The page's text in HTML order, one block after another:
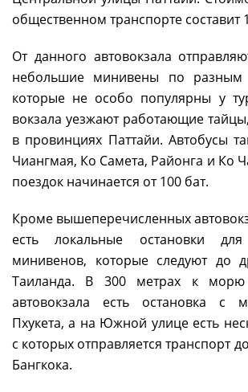
общественном транспорте составит
От данного автовокзала
небольшие минивены по разным
которые не особо популярны у
вокзала уезжают работающие
в провинциях Паттайи. Автобусы
Чиангмая, Ко Самета, Районга и Ко
поездок начинается от 100 бат.
Кроме вышеперечисленных
есть локальные остановки
минивенов, которые следуют до
Таиланда. В 300 метрах к морю
автовокзала есть остановка с
Пхукета, а на Южной улице есть
с которых отправляется транспорт
Бангкока.